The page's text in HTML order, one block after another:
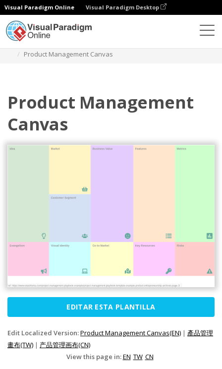
Visual Paradigm Online Visual Paradigm Desktop
Product Management Canvas
Product Management
Canvas
EDITAR ESTA PLANTILLA
Edit Localized Version:Product Management Canvas(EN) | 產品管理
畫布(TW) | 产品管理画布(CN)
View this page in:EN TW CN